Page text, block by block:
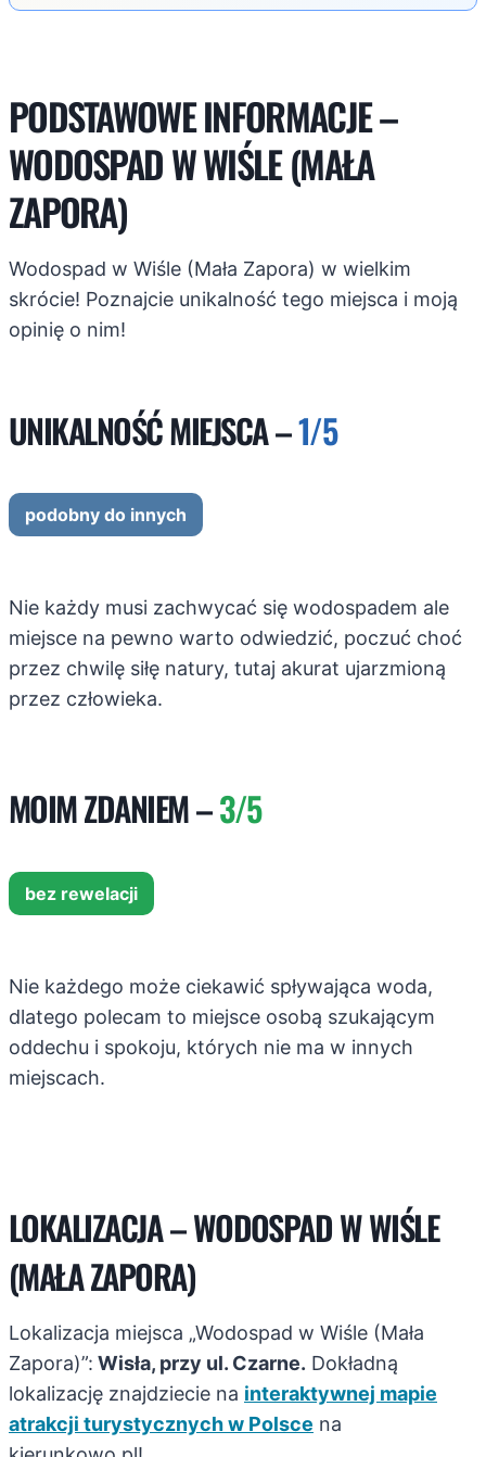
PODSTAWOWE INFORMACJE –
WODOSPAD W WIŚLE (MAŁA
ZAPORA)
Wodospad w Wiśle (Mała Zapora) w wielkim
skrócie! Poznajcie unikalność tego miejsca i moją
opinię o nim!
UNIKALNOŚĆ MIEJSCA –1/5
podobny do innych
Nie każdy musi zachwycać się wodospadem ale
miejsce na pewno warto odwiedzić, poczuć choć
przez chwilę siłę natury, tutaj akurat ujarzmioną
przez człowieka.
MOIM ZDANIEM –3/5
bez rewelacji
Nie każdego może ciekawić spływająca woda,
dlatego polecam to miejsce osobą szukającym
oddechu i spokoju, których nie ma w innych
miejscach.
LOKALIZACJA – WODOSPAD W WIŚLE
(MAŁA ZAPORA)
Lokalizacja miejsca „Wodospad w Wiśle (Mała
Zapora)”: Wisła, przy ul. Czarne. Dokładną
lokalizację znajdziecie na interaktywnej mapie
atrakcji turystycznych w Polsce na